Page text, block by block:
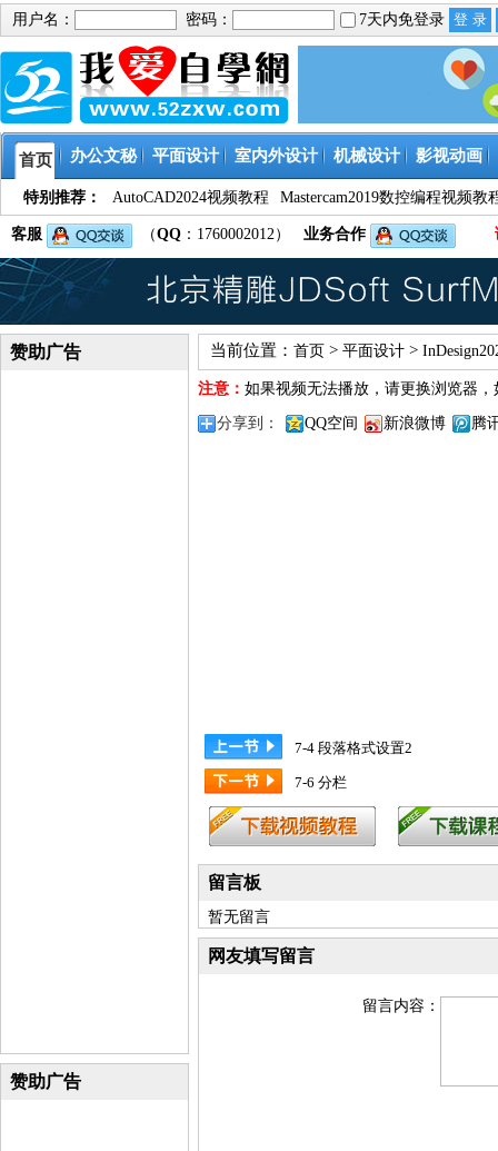
用户名： 密码： 7天内免登录
首页 办公文秘 平面设计 室内外设计 机械设计 影视动画
特别推荐： AutoCAD2024视频教程 Mastercam2019数控编程视频教
客服 （QQ ：1760002012） 业务合作
赞助广告
赞助广告
当前位置： 首页 > 平面设计 >
注意： 如果视频无法播放，请更换浏览器，
分享到： QQ空间 新浪微博 腾
7-4 段落格式设置2
7-6 分栏
留言板
暂无留言
网友填写留言
留言内容：